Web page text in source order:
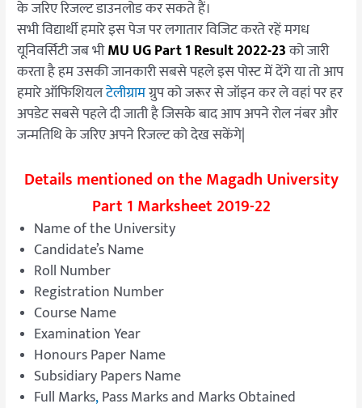
के जरिए रिजल्ट डाउनलोड कर सकते हैं।
सभी विद्यार्थी हमारे इस पेज पर लगातार विजिट करते रहें मगध
यूनिवर्सिटी जब भीMU UG Part 1 Result 2022-23को जारी
करता है हम उसकी जानकारी सबसे पहले इस पोस्ट में देंगे या तो आप
हमारे ऑफिशियलटेलीग्रामग्रुप को जरूर से जॉइन कर ले वहां पर हर
अपडेट सबसे पहले दी जाती है जिसके बाद आप अपने रोल नंबर और
जन्मतिथि के जरिए अपने रिजल्ट को देख सकेंगे|
Details mentioned on the Magadh University
Part 1 Marksheet 2019-22
Name of the University
Candidate’s Name
Roll Number
Registration Number
Course Name
Examination Year
Honours Paper Name
Subsidiary Papers Name
Full Marks,Pass Marks and Marks Obtained